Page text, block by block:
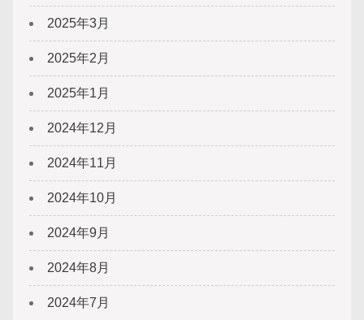
2025年3月
2025年2月
2025年1月
2024年12月
2024年11月
2024年10月
2024年9月
2024年8月
2024年7月